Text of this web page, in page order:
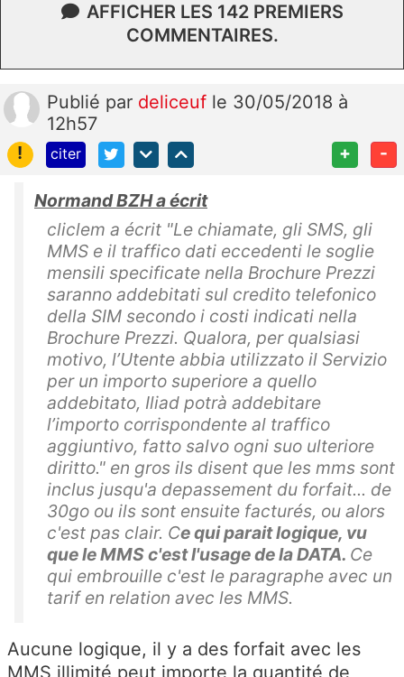
AFFICHER LES 142 PREMIERS
COMMENTAIRES.
Publié par deliceuf le 30/05/2018 à
12h57
!
citer + -
Normand BZH a écrit
cliclem a écrit "Le chiamate, gli SMS, gli
MMS e il traffico dati eccedenti le soglie
mensili specificate nella Brochure Prezzi
saranno addebitati sul credito telefonico
della SIM secondo i costi indicati nella
Brochure Prezzi. Qualora, per qualsiasi
motivo, l’Utente abbia utilizzato il Servizio
per un importo superiore a quello
addebitato, Iliad potrà addebitare
l’importo corrispondente al traffico
aggiuntivo, fatto salvo ogni suo ulteriore
diritto." en gros ils disent que les mms sont
inclus jusqu'a depassement du forfait... de
30go ou ils sont ensuite facturés, ou alors
c'est pas clair. Ce qui parait logique, vu
que le MMS c'est l'usage de la DATA. Ce
qui embrouille c'est le paragraphe avec un
tarif en relation avec les MMS.
Aucune logique, il y a des forfait avec les
MMS illimité peut importe la quantité de